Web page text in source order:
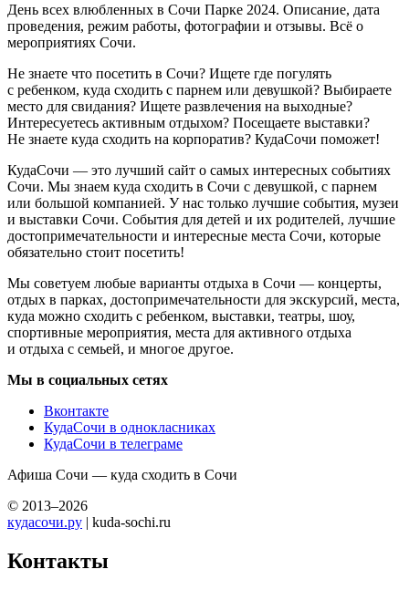
День всех влюбленных в Сочи Парке 2024. Описание, дата
проведения, режим работы, фотографии и отзывы. Всё о
мероприятиях Сочи.
Не знаете что посетить в Сочи? Ищете где погулять
с ребенком, куда сходить с парнем или девушкой? Выбираете
место для свидания? Ищете развлечения на выходные?
Интересуетесь активным отдыхом? Посещаете выставки?
Не знаете куда сходить на корпоратив? КудаСочи поможет!
КудаСочи — это лучший сайт о самых интересных событиях
Сочи. Мы знаем куда сходить в Сочи с девушкой, с парнем
или большой компанией. У нас только лучшие события, музеи
и выставки Сочи. События для детей и их родителей, лучшие
достопримечательности и интересные места Сочи, которые
обязательно стоит посетить!
Мы советуем любые варианты отдыха в Сочи — концерты,
отдых в парках, достопримечательности для экскурсий, места,
куда можно сходить с ребенком, выставки, театры, шоу,
спортивные мероприятия, места для активного отдыха
и отдыха с семьей, и многое другое.
Мы в социальных сетях
Вконтакте
КудаСочи в однокласниках
КудаСочи в телеграме
Афиша Сочи — куда сходить в Сочи
© 2013–2026
кудасочи.ру | kuda-sochi.ru
Контакты